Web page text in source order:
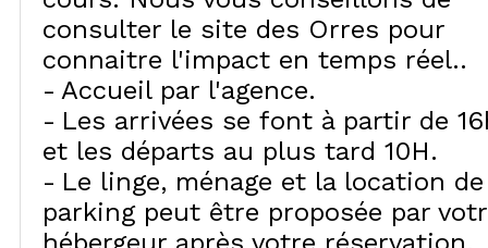
consulter le site des Orres pour
connaitre l'impact en temps réel.
Accueil par l'agence
Les arrivées se font à partir de
et les départs au plus tard 10H
Le linge, ménage et la location de
parking peut être proposée par